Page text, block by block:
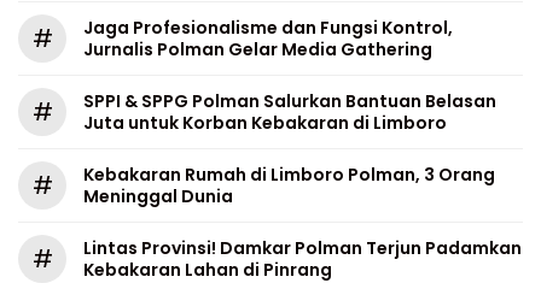
#
Jaga Profesionalisme dan Fungsi Kontrol,
Jurnalis Polman Gelar Media Gathering
#
SPPI & SPPG Polman Salurkan Bantuan Belasan
Juta untuk Korban Kebakaran di Limboro
#
Kebakaran Rumah di Limboro Polman, 3 Orang
Meninggal Dunia
#
Lintas Provinsi! Damkar Polman Terjun Padamkan
Kebakaran Lahan di Pinrang